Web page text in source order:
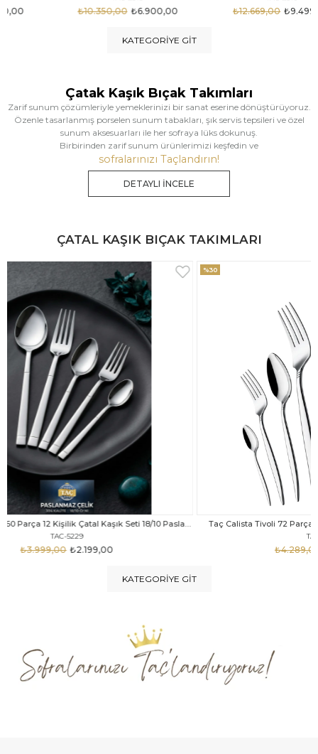
₺6.900,00
₺10.350,00 ₺9.499,00
₺12.669,00
KATEGORIYE GIT
Çatak Kaşık Bıçak Takımları
Zarif sunum çözümleriyle yemeklerinizi bir sanat eserine dönüştürüyoruz.
Özenle tasarlanmış porselen sunum tabakları, şık servis tepsileri ve özel
sunum aksesuarları ile her sofraya lüks dokunuş.
Birbirinden zarif sunum ürünlerimizi keşfedin ve
sofralarınızı Taçlandırın!
DETAYLI İNCELE
ÇATAL KAŞIK BIÇAK TAKIMLARI
Taç Felina Nida 60 Parça 12 Kişilik Çatal Kaşık Seti 18/10 Paslanmaz Çelik Taç Calista Tivoli 72 Parça 12 Kişilik Çatal Kaşık Bıçak Seti
₺4.289,00
Taç
KATEGORIYE GIT